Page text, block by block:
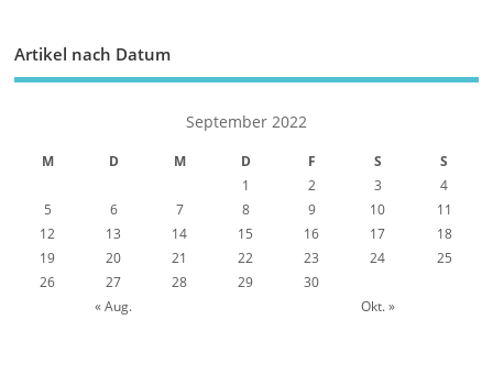
Artikel nach Datum
September 2022
M D M D F S S
« Aug. Okt. »
1 2 3
4
5
6 7 8 9 10
11
12
13 14 15 16 17
18
19
20 21 22 23 24
25
26
27 28 29 30